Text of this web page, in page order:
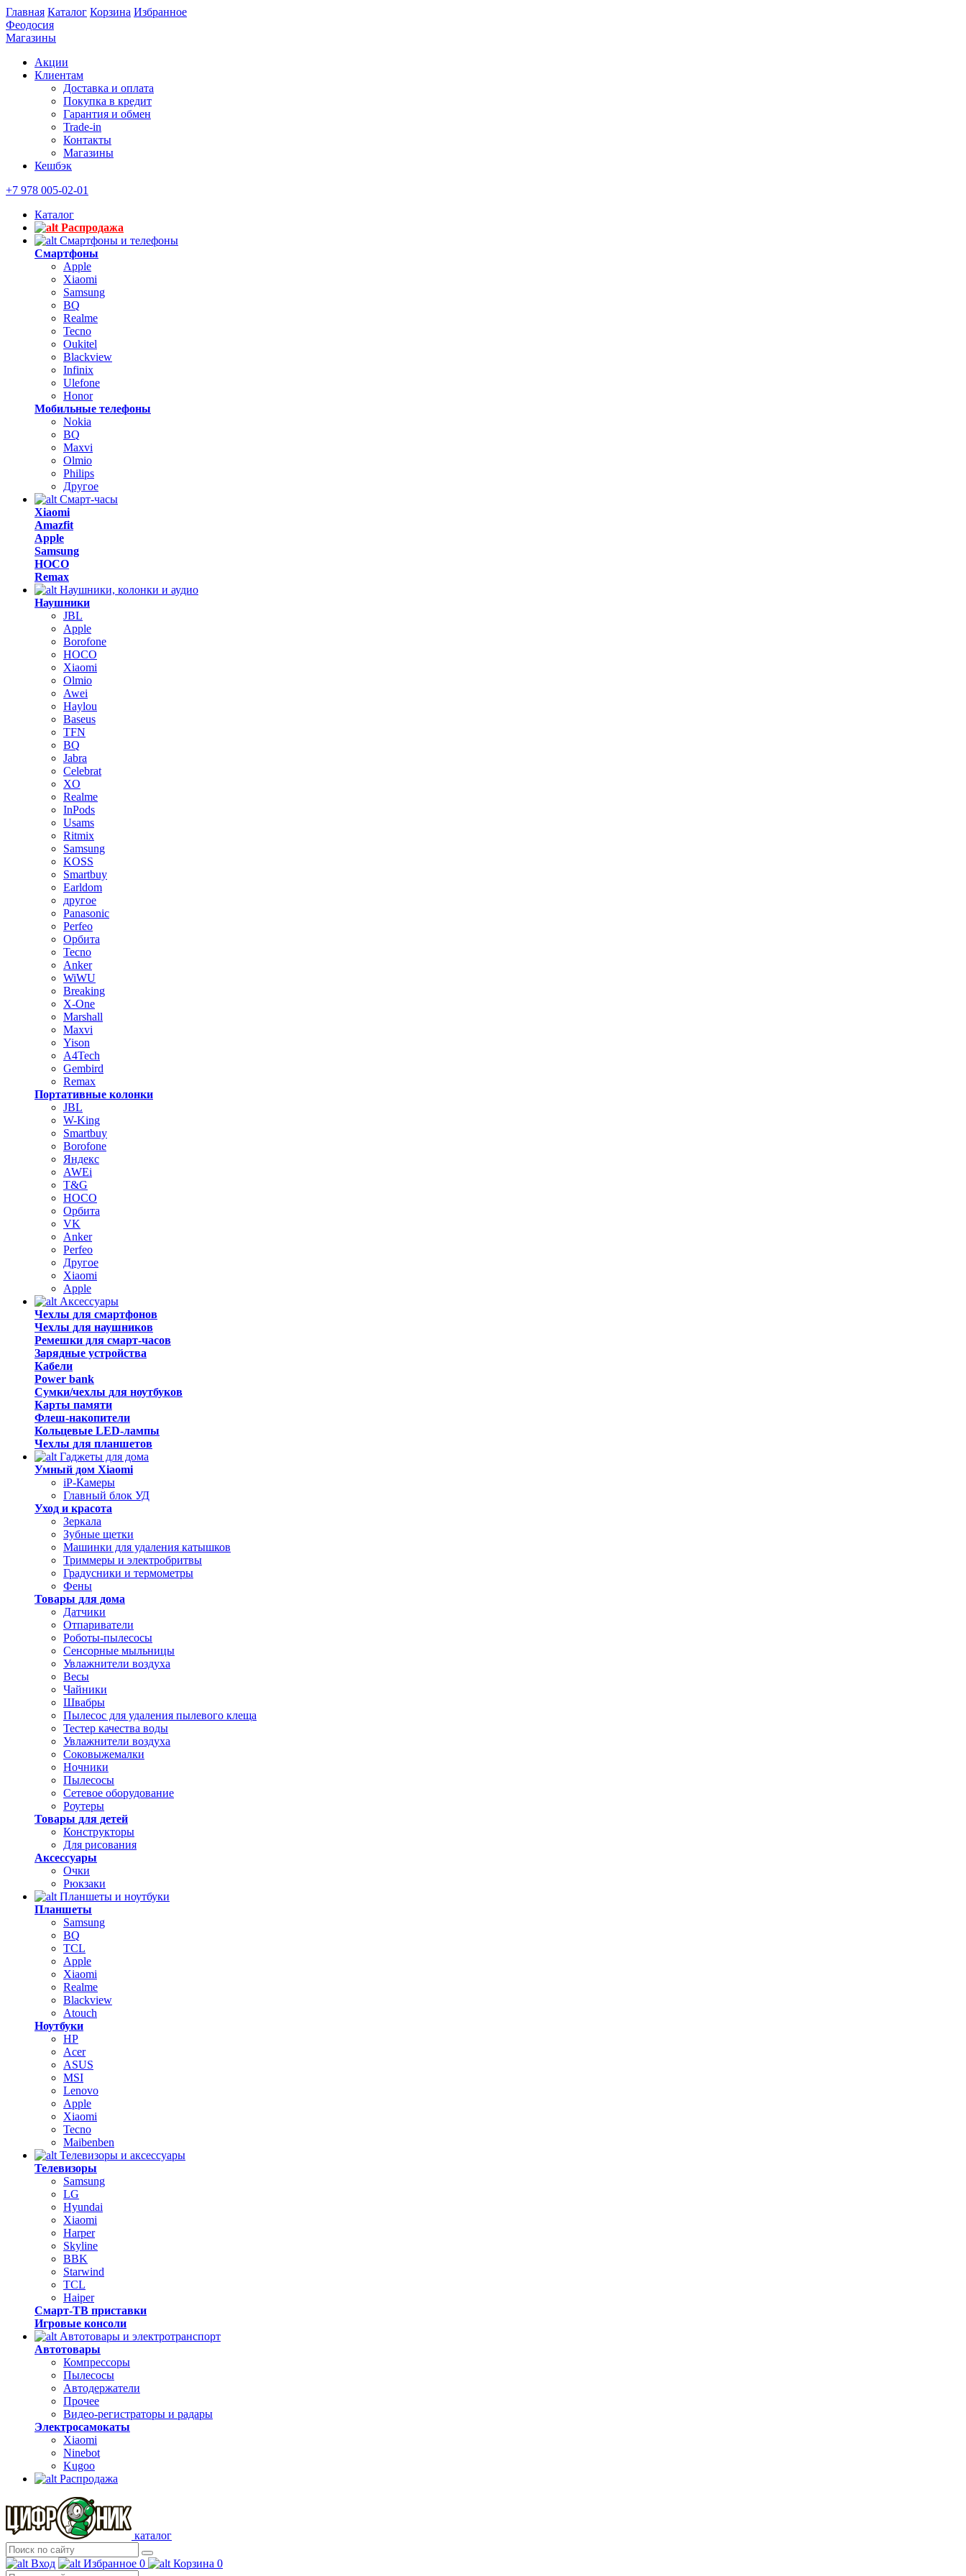
Главная Каталог Корзина Избранное
Феодосия
Магазины
Акции
Клиентам
Доставка и оплата
Покупка в кредит
Гарантия и обмен
Trade-in
Контакты
Магазины
Кешбэк
+7 978 005-02-01
Каталог
Распродажа
Смартфоны и телефоны
Смартфоны
Apple
Xiaomi
Samsung
BQ
Realme
Tecno
Oukitel
Blackview
Infinix
Ulefone
Honor
Мобильные телефоны
Nokia
BQ
Maxvi
Olmio
Philips
Другое
Смарт-часы
Xiaomi
Amazfit
Apple
Samsung
HOCO
Remax
Наушники, колонки и аудио
Наушники
JBL
Apple
Borofone
HOCO
Xiaomi
Olmio
Awei
Haylou
Baseus
TFN
BQ
Jabra
Celebrat
XO
Realme
InPods
Usams
Ritmix
Samsung
KOSS
Smartbuy
Earldom
другое
Panasonic
Perfeo
Орбита
Tecno
Anker
WiWU
Breaking
X-One
Marshall
Maxvi
Yison
A4Tech
Gembird
Remax
Портативные колонки
JBL
W-King
Smartbuy
Borofone
Яндекс
AWEi
T&G
HOCO
Орбита
VK
Anker
Perfeo
Другое
Xiaomi
Apple
Аксессуары
Чехлы для смартфонов
Чехлы для наушников
Ремешки для смарт-часов
Зарядные устройства
Кабели
Power bank
Сумки/чехлы для ноутбуков
Карты памяти
Флеш-накопители
Кольцевые LED-лампы
Чехлы для планшетов
Гаджеты для дома
Умный дом Xiaomi
iP-Камеры
Главный блок УД
Уход и красота
Зеркала
Зубные щетки
Машинки для удаления катышков
Триммеры и электробритвы
Градусники и термометры
Фены
Товары для дома
Датчики
Отпариватели
Роботы-пылесосы
Сенсорные мыльницы
Увлажнители воздуха
Весы
Чайники
Швабры
Пылесос для удаления пылевого клеща
Тестер качества воды
Увлажнители воздуха
Соковыжемалки
Ночники
Пылесосы
Сетевое оборудование
Роутеры
Товары для детей
Конструкторы
Для рисования
Аксессуары
Очки
Рюкзаки
Планшеты и ноутбуки
Планшеты
Samsung
BQ
TCL
Apple
Xiaomi
Realme
Blackview
Atouch
Ноутбуки
HP
Acer
ASUS
MSI
Lenovo
Apple
Xiaomi
Tecno
Maibenben
Телевизоры и аксессуары
Телевизоры
Samsung
LG
Hyundai
Xiaomi
Harper
Skyline
BBK
Starwind
TCL
Haiper
Смарт-ТВ приставки
Игровые консоли
Автотовары и электротранспорт
Автотовары
Компрессоры
Пылесосы
Автодержатели
Прочее
Видео-регистраторы и радары
Электросамокаты
Xiaomi
Ninebot
Kugoo
Распродажа
каталог
Вход Избранное 0 Корзина 0